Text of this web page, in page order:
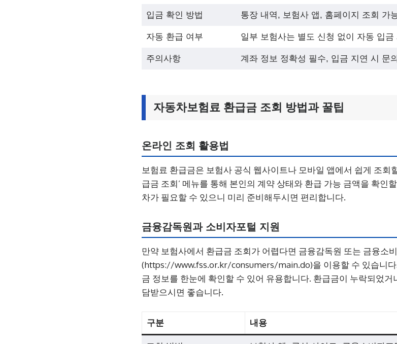
입금 확인 방법 통장 내역, 보험사 앱, 홈페이지 조회 가
자동 환급 여부 일부 보험사는 별도 신청 없이 자동 입금
주의사항 계좌 정보 정확성 필수, 입금 지연 시 문
자동차보험료 환급금 조회 방법과 꿀팁
온라인 조회 활용법
보험료 환급금은 보험사 공식 웹사이트나 모바일 앱에서 쉽게 조회
급금 조회’ 메뉴를 통해 본인의 계약 상태와 환급 가능 금액을 확인
차가 필요할 수 있으니 미리 준비해두시면 편리합니다.
금융감독원과 소비자포털 지원
만약 보험사에서 환급금 조회가 어렵다면 금융감독원 또는 금융소
(https://www.fss.or.kr/consumers/main.do)을 이용할 수 있습니다
금 정보를 한눈에 확인할 수 있어 유용합니다. 환급금이 누락되었
담받으시면 좋습니다.
구분 내용